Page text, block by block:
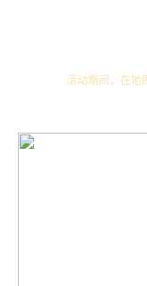
活动期间，在地